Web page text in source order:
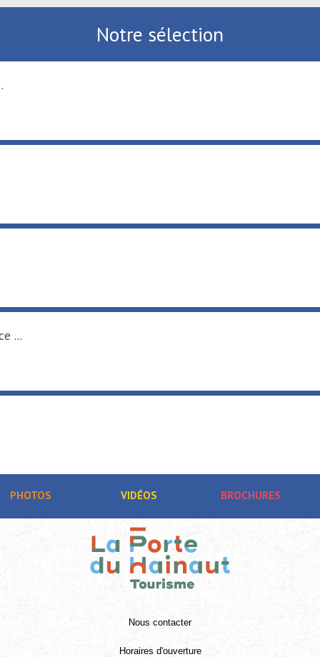
Notre sélection
...
France ...
PHOTOS VIDÉOS BROCHURES
Nous contacter
Horaires d'ouverture